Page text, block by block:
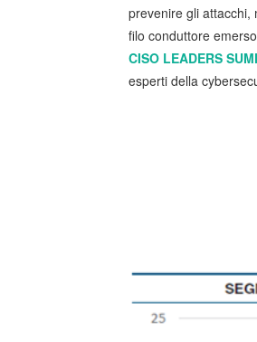
prevenire gli attacchi,
filo conduttore
CISO LEADERS
esperti della